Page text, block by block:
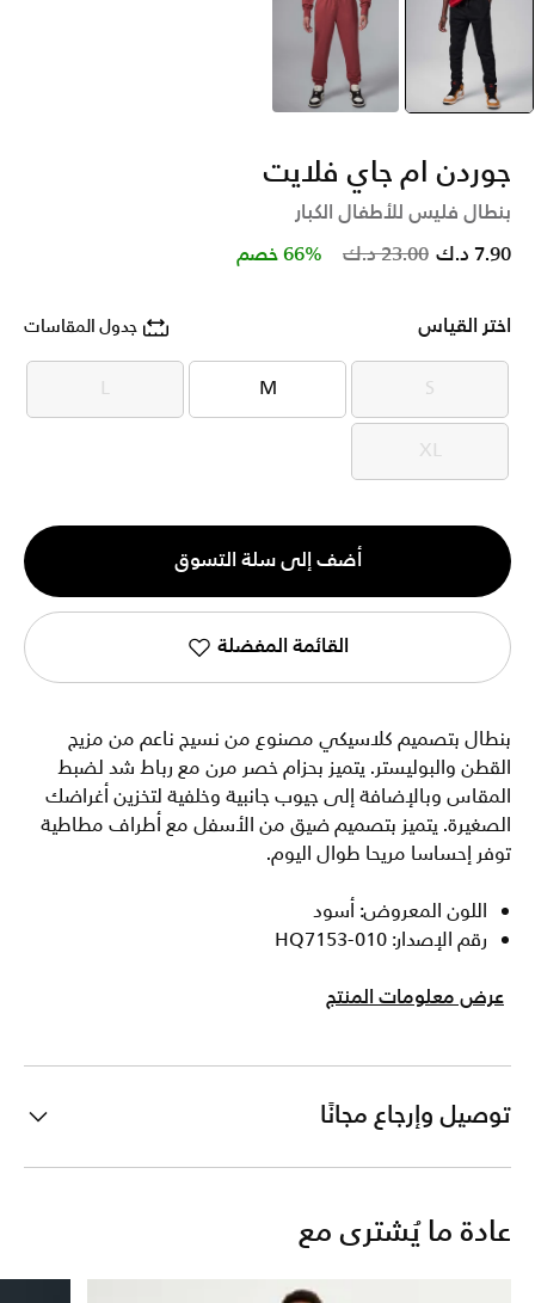
selected
أسود مارون
جوردن ام جاي فلايت
بنطال فليس للأطفال الكبار
Price reduced from
23.00 د.ك to 7.90 د.ك 66% خصم
اختر القياس جدول المقاسات
S
S
M
M
L
L
XL
XL
الكمية
1
أضف إلى سلة التسوق
القائمة المفضلة
بنطال بتصميم كلاسيكي مصنوع من نسيج ناعم من مزيج
القطن والبوليستر. يتميز بحزام خصر مرن مع رباط شد لضبط
المقاس وبالإضافة إلى جيوب جانبية وخلفية لتخزين أغراضك
الصغيرة. يتميز بتصميم ضيق من الأسفل مع أطراف مطاطية
توفر إحساسا مريحا طوال اليوم.
اللون المعروض: أسود
رقم الإصدار: HQ7153-010
عرض معلومات المنتج
توصيل وإرجاع مجانًا
عادة ما يُشترى مع